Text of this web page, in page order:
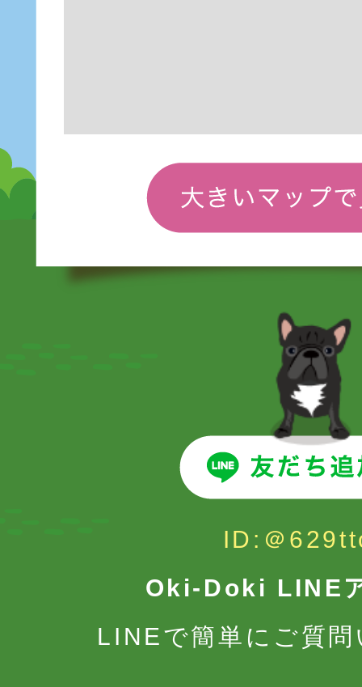
ID:＠
Oki-Doki LINE
LINEで簡単にご質